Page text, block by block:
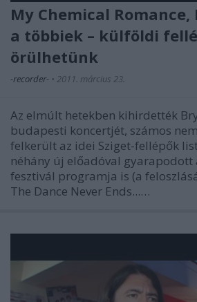
My Chemical Romance,
a többiek – külföldi
örülhetünk
-recorder- • 2011. március 23.
Az elmúlt hetekben kihirdették
budapesti koncertjét, számos
felkerült az idei Sziget-fellépők
néhány új előadóval
fesztivál programja is (a
The Dance Never Ends...…